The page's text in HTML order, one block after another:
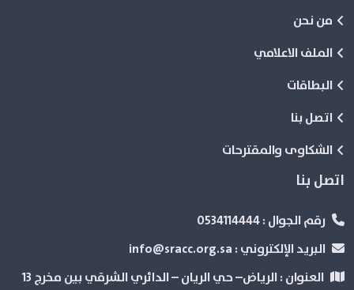
من نحن
الملف الاعلامي
البطاقات
اتصل بنا
الشكاوى والمقترحات
اتصل بنا
رقم الجوال :
البريد الإلكتروني :
العنوان :
الرياض– حي الريان – الدائري الشرقي بین مخرج 13